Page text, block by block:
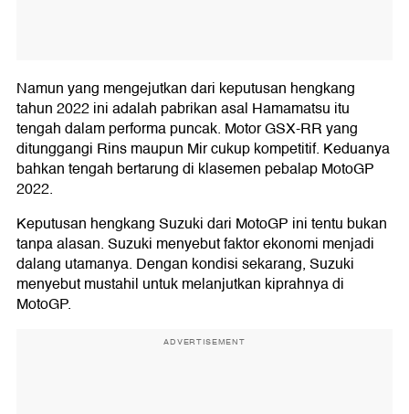
Namun yang mengejutkan dari keputusan hengkang
tahun 2022 ini adalah pabrikan asal Hamamatsu itu
tengah dalam performa puncak. Motor GSX-RR yang
ditunggangi Rins maupun Mir cukup kompetitif. Keduanya
bahkan tengah bertarung di klasemen pebalap MotoGP
2022.
Keputusan hengkang Suzuki dari MotoGP ini tentu bukan
tanpa alasan. Suzuki menyebut faktor ekonomi menjadi
dalang utamanya. Dengan kondisi sekarang, Suzuki
menyebut mustahil untuk melanjutkan kiprahnya di
MotoGP.
ADVERTISEMENT